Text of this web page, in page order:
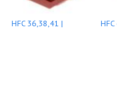
HFC 36,38,41 |